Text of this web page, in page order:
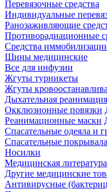
Перевязочные средства
Индивидуальные
Ранозаживляющие
Противорадиационные
Средства
Шины медицинские
Все для инфузии
Жгуты турникеты
Жгуты
Дыхательная реанимация
Окклюзионные повязки
Реанимационные маски
Спасательные одеяла и
Спасательные покрывала
Носилки
Медицинская литература
Другие медицинские
Антивирусные